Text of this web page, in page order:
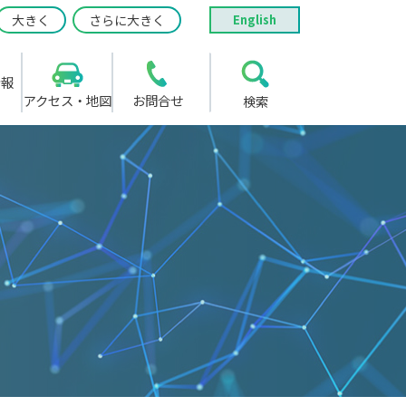
大きく さらに大きく English
検索
アクセス・地図
お問合せ